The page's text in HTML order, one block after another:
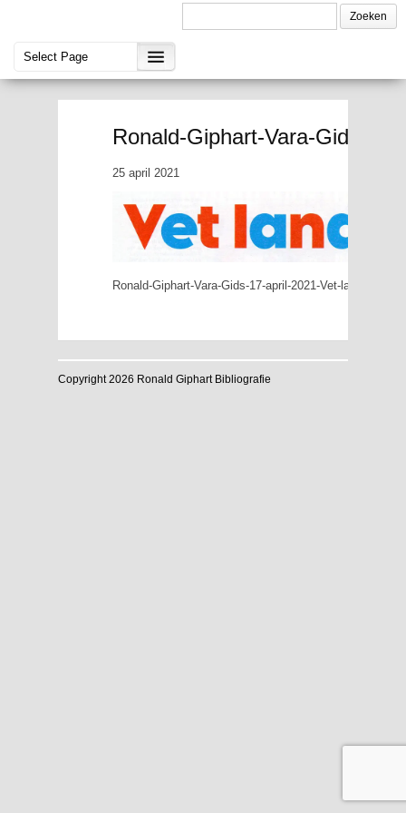
Ronald-Giphart-Vara-Gids-
25 april 2021
Ronald-Giphart-Vara-Gids-17-april-2021-Vet-land
Copyright 2026 Ronald Giphart Bibliografie